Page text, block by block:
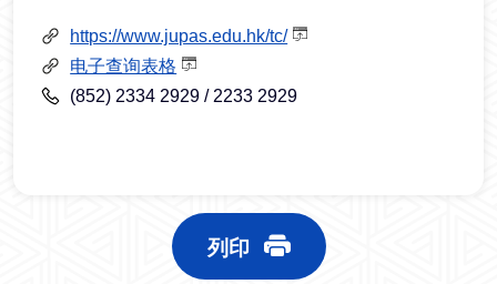
https://www.jupas.edu.hk/tc/
电子查询表格
(852) 2334 2929 / 2233 2929
列印